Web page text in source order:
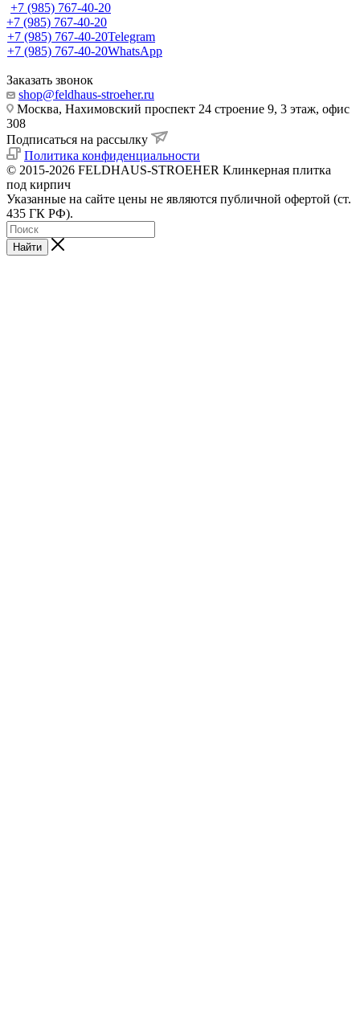
+7 (985) 767-40-20
+7 (985) 767-40-20
+7 (985) 767-40-20Telegram
+7 (985) 767-40-20WhatsApp
Заказать звонок
shop@feldhaus-stroeher.ru
Москва, Нахимовский проспект 24 строение 9, 3 этаж, офис
308
Подписаться на рассылку
Политика конфиденциальности
© 2015-2026 FELDHAUS-STROEHER Клинкерная плитка
под кирпич
Указанные на сайте цены не являются публичной офертой (ст.
435 ГК РФ).
Найти